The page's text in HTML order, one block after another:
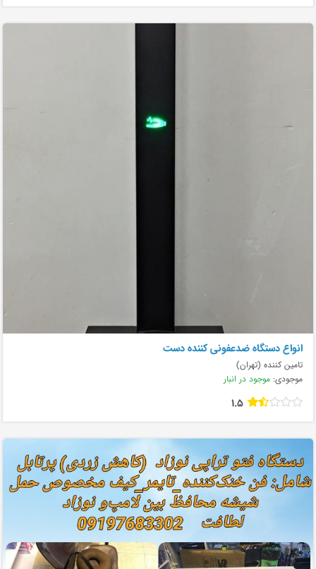
انواع دستگاه ضدعفونی کننده دست
تامین کننده (تهران)
موجودی: موجود در انبار
1.5